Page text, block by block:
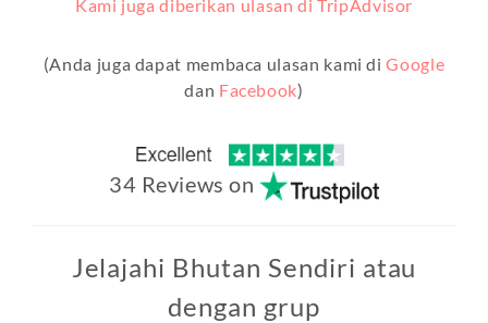
Kami juga diberikan ulasan di TripAdvisor
(Anda juga dapat membaca ulasan kami diGoogle
dan Facebook)
34 Reviews on
Jelajahi Bhutan Sendiri atau
dengan grup